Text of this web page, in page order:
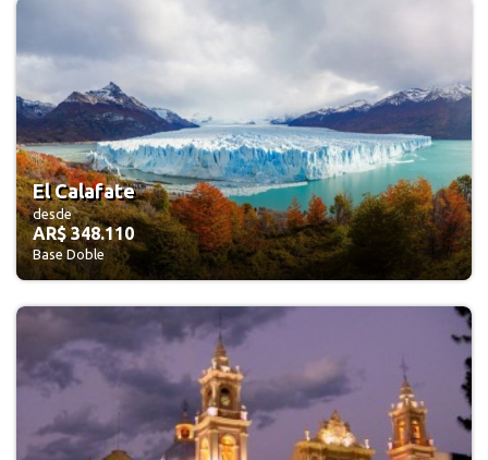
El Calafate
desde
AR$ 348.110
Base Doble